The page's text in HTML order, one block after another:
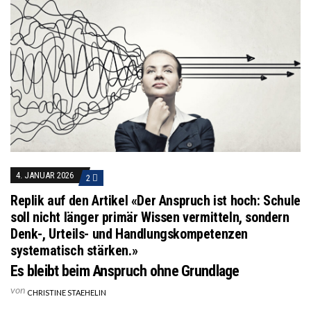
4. JANUAR 2026 2
Replik auf den Artikel «Der Anspruch ist hoch: Schule
soll nicht länger primär Wissen vermitteln, sondern
Denk-, Urteils- und Handlungskompetenzen
systematisch stärken.»
Es bleibt beim Anspruch ohne Grundlage
von CHRISTINE STAEHELIN